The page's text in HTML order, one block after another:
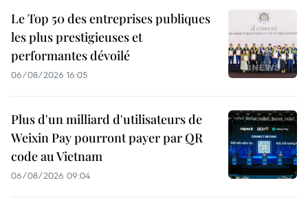
Le Top 50 des entreprises publiques
les plus prestigieuses et
performantes dévoilé
06/08/2026 16:05
Plus d'un milliard d'utilisateurs de
Weixin Pay pourront payer par QR
code au Vietnam
06/08/2026 09:04